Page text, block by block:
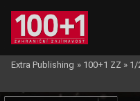
Extra Publishing » 100+1 ZZ » 1/